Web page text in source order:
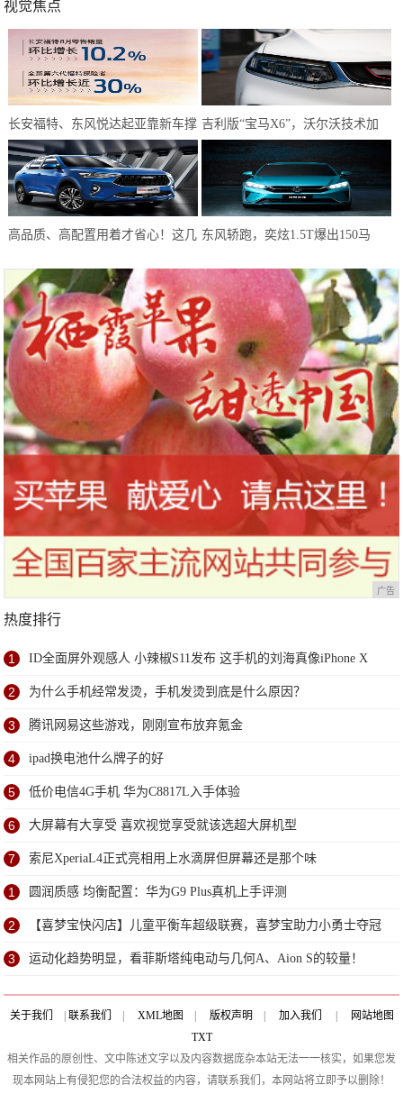
视觉焦点
长安福特、东风悦达起亚靠新车撑
起8月天，而长安马自达靠技术
吉利版“宝马X6”，沃尔沃技术加
持，2.0T配8AT卖16万
高品质、高配置用着才省心！这几 东风轿跑，奕炫1.5T爆出150马
广告
热度排行
1 ID全面屏外观感人 小辣椒S11发布 这手机的刘海真像iPhone X
2 为什么手机经常发烫，手机发烫到底是什么原因？
3 腾讯网易这些游戏，刚刚宣布放弃氪金
4 ipad换电池什么牌子的好
5 低价电信4G手机 华为C8817L入手体验
6 大屏幕有大享受 喜欢视觉享受就该选超大屏机型
7 索尼XperiaL4正式亮相用上水滴屏但屏幕还是那个味
1 圆润质感 均衡配置：华为G9 Plus真机上手评测
2 【喜梦宝快闪店】儿童平衡车超级联赛，喜梦宝助力小勇士夺冠
3 运动化趋势明显，看菲斯塔纯电动与几何A、Aion S的较量！
关于我们 | 联系我们 | XML地图 | 版权声明 | 加入我们 |
网站地图
TXT
相关作品的原创性、文中陈述文字以及内容数据庞杂本站无法一一核实，如果您发
现本网站上有侵犯您的合法权益的内容，请联系我们，本网站将立即予以删除！